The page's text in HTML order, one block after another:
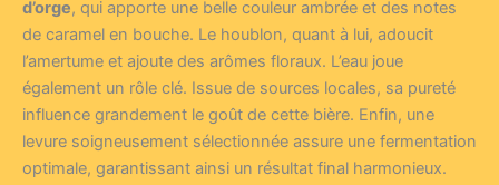
d’orge, qui apporte une belle couleur ambrée et des notes
de caramel en bouche. Le houblon, quant à lui, adoucit
l’amertume et ajoute des arômes floraux. L’eau joue
également un rôle clé. Issue de sources locales, sa pureté
influence grandement le goût de cette bière. Enfin, une
levure soigneusement sélectionnée assure une fermentation
optimale, garantissant ainsi un résultat final harmonieux.